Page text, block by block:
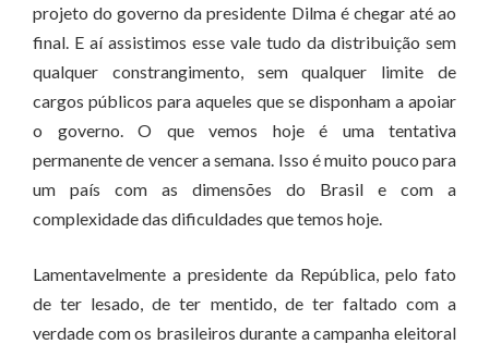
projeto do governo da presidente Dilma é chegar até ao
final. E aí assistimos esse vale tudo da distribuição sem
qualquer constrangimento, sem qualquer limite de
cargos públicos para aqueles que se disponham a apoiar
o governo. O que vemos hoje é uma tentativa
permanente de vencer a semana. Isso é muito pouco para
um país com as dimensões do Brasil e com a
complexidade das dificuldades que temos hoje.
Lamentavelmente a presidente da República, pelo fato
de ter lesado, de ter mentido, de ter faltado com a
verdade com os brasileiros durante a campanha eleitoral